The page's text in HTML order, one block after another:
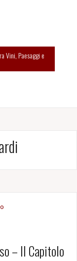
Vini, Paesaggi e
– Il Capitolo